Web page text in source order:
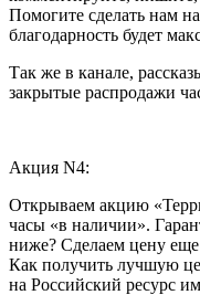
Помогите сделать нам
благодарность будет
Так же в канале,
закрытые распродажи
Акция N4:
Открываем акцию
часы «в наличии».
ниже? Сделаем цену
Как получить лучшую
на Российский ресурс